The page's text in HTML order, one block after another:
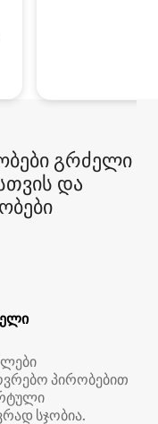
გრძელი
და
პირობებით
სჯობია.